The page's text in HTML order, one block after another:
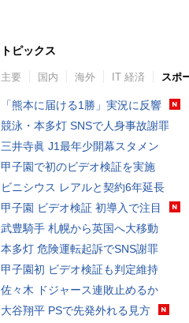
トピックス
主要 国内 海外 IT 経済 スポ
「熊本に届ける1勝」実況に反響
競泳・本多灯 SNSで人身事故謝罪
三井寺眞 J1最年少開幕スタメン
甲子園で初のビデオ検証を実施
ビニシウス レアルと契約6年延長
甲子園 ビデオ検証 初導入で注目
武豊騎手 札幌から英国へ大移動
本多灯 危険運転起訴でSNS謝罪
甲子園初 ビデオ検証も判定維持
佐々木 ドジャース連敗止めるか
大谷翔平 PSで先発外れる見方